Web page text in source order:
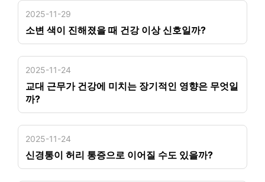
2025-11-29
소변 색이 진해졌을 때 건강 이상 신호일까?
2025-11-24
교대 근무가 건강에 미치는 장기적인 영향은 무엇일
까?
2025-11-24
신경통이 허리 통증으로 이어질 수도 있을까?